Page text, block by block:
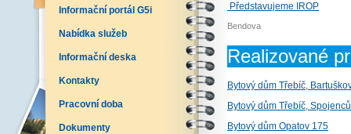
Informační portál G5i
Nabídka služeb
Informační deska
Kontakty
Pracovní doba
Dokumenty
Představujeme IROP
Bendova
Realizované
Bytový dům Třebíč,
Bytový dům Třebíč,
Bytový dům Opatov 175